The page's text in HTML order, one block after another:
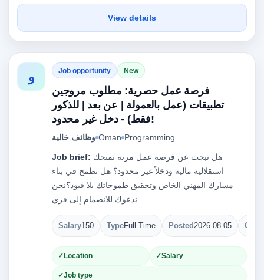
View details
و Job opportunity New
فرصة عمل حصرية: مطلوب مروجين
تطبيقات (عمل بالعمولة | عن بعد | للذكور
فقط) - دخل غير محدود!
وظائف خالية Oman Programming
Job brief:
استقلالية مالية ودخلاً غير محدود؟ هل تطمح في بناء
مسارك المهني الخاص وتحقيق طموحاتك بلا قيود؟نحن
Salary150 TypeFull-Time Posted2026-08-05
Location Salary
Job type